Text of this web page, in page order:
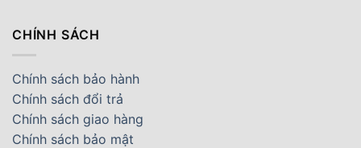
CHÍNH SÁCH
Chính sách bảo hành
Chính sách đổi trả
Chính sách giao hàng
Chính sách bảo mật